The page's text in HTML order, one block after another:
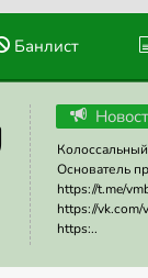
Банлист
Основатель
https://t.me/
https://vk.com/
https:..